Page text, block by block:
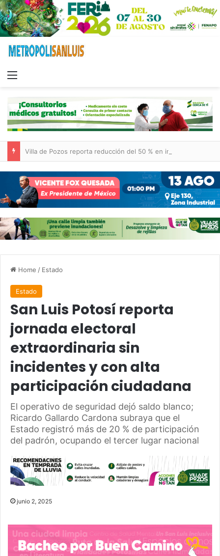
Home / Estado
Estado
San Luis Potosí reporta
jornada electoral
extraordinaria sin
incidentes y con alta
participación ciudadana
El operativo de seguridad dejó saldo blanco;
Ricardo Gallardo Cardona subraya que el
Estado registró más de 20 % de participación
del padrón, ocupando el tercer lugar nacional
junio 2, 2025